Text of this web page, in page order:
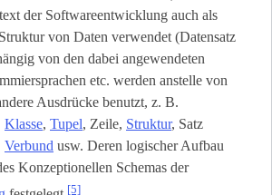
der Softwareentwicklung auch als
von Daten verwendet (Datensatz
von den dabei angewendeten
etc. werden anstelle von
Ausdrücke benutzt, z. B.
Klasse, Tupel, Zeile, Struktur, Satz
Verbund usw. Deren logischer Aufbau
Konzeptionellen Schemas der
[5]